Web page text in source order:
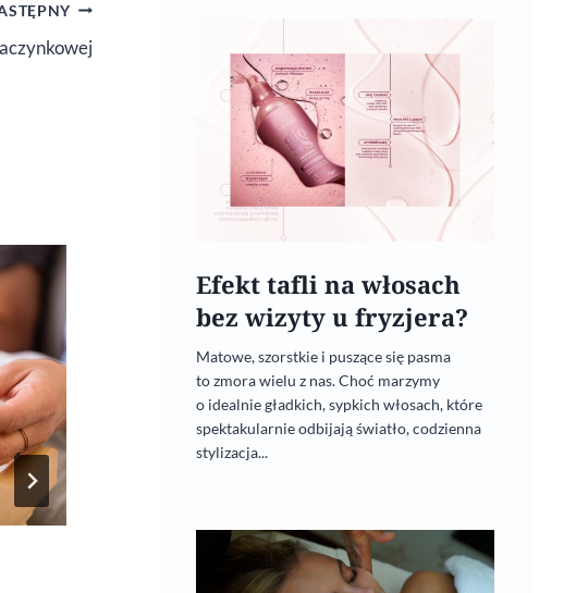
Jak najlepiej wykorzystać
Efekt tafli na włosach
bez wizyty u fryzjera?
Matowe, szorstkie i puszące się pasma
to zmora wielu z nas. Choć marzymy
o idealnie gładkich, sypkich włosach, które
spektakularnie odbijają światło, codzienna
stylizacja...